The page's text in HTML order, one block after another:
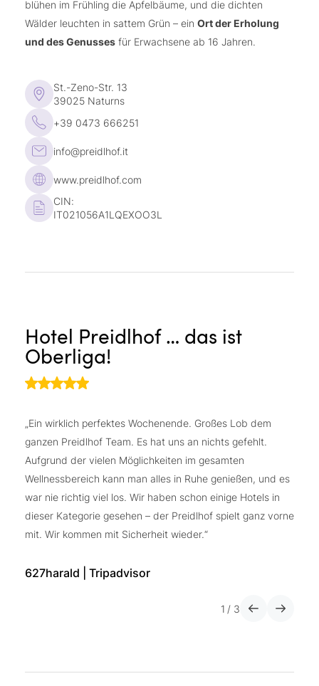
blühen im Frühling die Apfelbäume, und die dichten
Wälder leuchten in sattem Grün – ein Ort der Erholung
und des Genusses für Erwachsene ab 16 Jahren.
St.-Zeno-Str. 13
39025 Naturns
+39 0473 666251
info@preidlhof.it
www.preidlhof.com
CIN:
IT021056A1LQEXOO3L
Hotel Preidlhof … das ist
Oberliga!
„Ein wirklich perfektes Wochenende. Großes Lob dem
ganzen Preidlhof Team. Es hat uns an nichts gefehlt.
Aufgrund der vielen Möglichkeiten im gesamten
Wellnessbereich kann man alles in Ruhe genießen, und es
war nie richtig viel los. Wir haben schon einige Hotels in
dieser Kategorie gesehen – der Preidlhof spielt ganz vorne
mit. Wir kommen mit Sicherheit wieder.“
627harald | Tripadvisor
1 / 3